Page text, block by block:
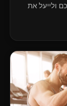
ולייעל את